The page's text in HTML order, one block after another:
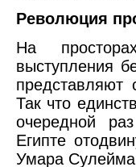
Революция
На
выступления
представляют
Так что
очередной
Египте
Умара